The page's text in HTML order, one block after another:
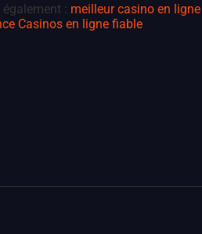
également : meilleur casino en ligne
Casinos en ligne fiable